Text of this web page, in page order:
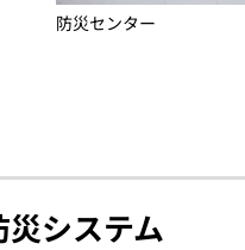
防災センター
システム